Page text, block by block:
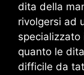
dita della
rivolgersi ad
quanto le
difficile da